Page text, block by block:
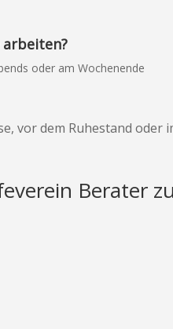
arbeiten?
oder am Wochenende
vor dem Ruhestand oder
Berater